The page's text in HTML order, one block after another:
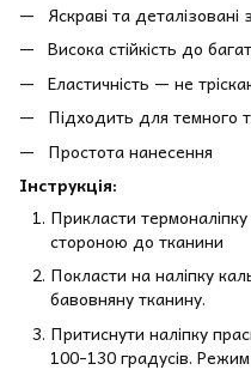
Яскраві та
Висока стійкість до
Еластичність — не
Підходить для темного
Простота нанесення
Інструкція:
Прикласти
стороною до тканини
Покласти на наліпку
бавовняну тканину.
Притиснути наліпку
100-130 градусів.